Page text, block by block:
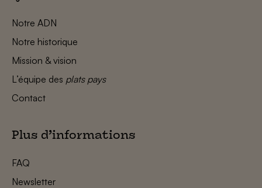
Notre ADN
Notre historique
Mission & vision
L’équipe des plats pays
Contact
Plus d’informations
FAQ
Newsletter